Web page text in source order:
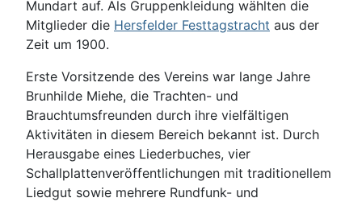
Mundart auf. Als Gruppenkleidung wählten die
Mitglieder die Hersfelder Festtagstracht aus der
Zeit um 1900.
Erste Vorsitzende des Vereins war lange Jahre
Brunhilde Miehe, die Trachten- und
Brauchtumsfreunden durch ihre vielfältigen
Aktivitäten in diesem Bereich bekannt ist. Durch
Herausgabe eines Liederbuches, vier
Schallplattenveröffentlichungen mit traditionellem
Liedgut sowie mehrere Rundfunk- und